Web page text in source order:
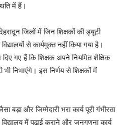
में हैं।
जिलों में जिन शिक्षकों की ड्यूटी
से कार्यमुक्त नहीं किया गया है।
दिए गए हैं कि शिक्षक अपने नियमित शैक्षिक
निभाएंगे। इस निर्णय से शिक्षकों में
बड़ा और जिम्मेदारी भरा कार्य पूरी गंभीरता
में पढ़ाई कराने और जनगणना कार्य